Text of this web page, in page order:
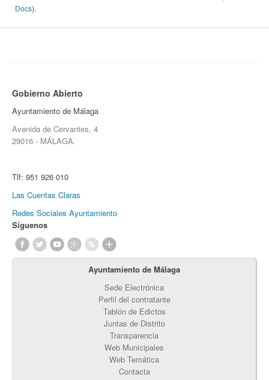
Docs).
Gobierno Abierto
Ayuntamiento de Málaga
Avenida de Cervantes, 4
29016 - MÁLAGA.
Tlf: 951 926 010
Las Cuentas Claras
Redes Sociales Ayuntamiento
Síguenos
Ayuntamiento de Málaga
Sede Electrónica
Perfil del contratante
Tablón de Edictos
Juntas de Distrito
Transparencia
Web Municipales
Web Temática
Contacta